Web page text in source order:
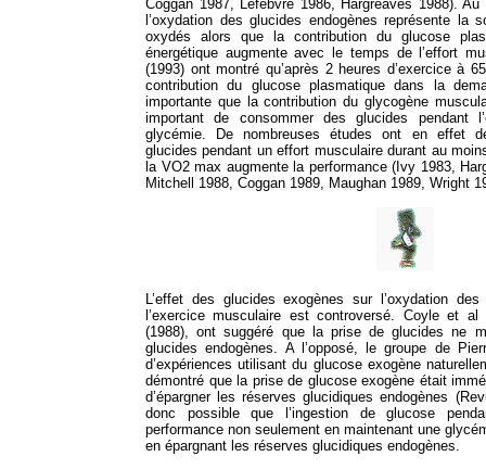
Coggan 1987, Lefèbvre 1986, Hargreaves 1988). Au
l’oxydation des glucides endogènes représente la
oxydés alors que la contribution du glucose
énergétique augmente avec le temps de l’effort
(1993) ont montré qu’après 2 heures d’exercice à
contribution du glucose plasmatique dans la
importante que la contribution du glycogène
important de consommer des glucides pendant
glycémie. De nombreuses études ont en effet
glucides pendant un effort musculaire durant au
la VO2 max augmente la performance (Ivy 1983,
Mitchell 1988, Coggan 1989, Maughan 1989, Wright
L’effet des glucides exogènes sur l’oxydation
l’exercice musculaire est controversé. Coyle et
(1988), ont suggéré que la prise de glucides ne
glucides endogènes. A l’opposé, le groupe de
d’expériences utilisant du glucose exogène
démontré que la prise de glucose exogène était
d’épargner les réserves glucidiques endogènes
donc possible que l’ingestion de glucose
performance non seulement en maintenant une
en épargnant les réserves glucidiques endogènes.